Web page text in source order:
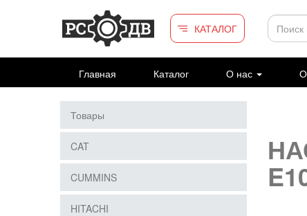
Перейти к основному содержанию
КАТАЛОГ
Главная Каталог О нас
Товары
CAT
CUMMINS
HITACHI